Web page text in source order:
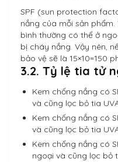
SPF (sun protection
nắng của mỗi sản
bình thường có thể ở
bị cháy nắng. Vậy nên,
bảo vệ sẽ là 15×10=150
3.2. Tỷ lệ tia tử
Kem chống nắng có
và cũng lọc bỏ tia
Kem chống nắng có
và cũng lọc bỏ tia
Kem chống nắng có
ngoại và cũng lọc bỏ